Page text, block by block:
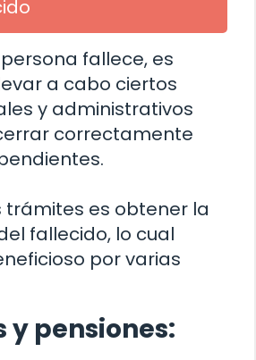
fallece, es
a cabo ciertos
y administrativos
correctamente
trámites es obtener la
fallecido, lo cual
por varias
y pensiones: